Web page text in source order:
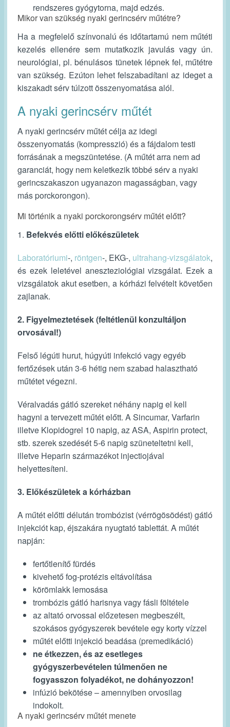
rendszeres gyógytorna, majd edzés.
Mikor van szükség nyaki gerincsérv műtétre?
Ha a megfelelő színvonalú és időtartamú nem műtéti
kezelés ellenére sem mutatkozik javulás vagy ún.
neurológiai, pl. bénulásos tünetek lépnek fel, műtétre
van szükség. Ezúton lehet felszabadítani az ideget a
kiszakadt sérv túlzott összenyomatása alól.
A nyaki gerincsérv műtét
A nyaki gerincsérv műtét célja az idegi
összenyomatás (kompresszió) és a fájdalom testi
forrásának a megszüntetése. (A műtét arra nem ad
garanciát, hogy nem keletkezik többé sérv a nyaki
gerincszakaszon ugyanazon magasságban, vagy
más porckorongon).
Mi történik a nyaki porckorongsérv műtét előtt?
1. Befekvés előtti előkészületek
Laboratóriumi-, röntgen-, EKG-, ultrahang-vizsgálatok,
és ezek leletével aneszteziológiai vizsgálat. Ezek a
vizsgálatok akut esetben, a kórházi felvételt követően
zajlanak.
2. Figyelmeztetések (feltétlenül konzultáljon
orvosával!)
Felső légúti hurut, húgyúti infekció vagy egyéb
fertőzések után 3-6 hétig nem szabad halasztható
műtétet végezni.
Véralvadás gátló szereket néhány napig el kell
hagyni a tervezett műtét előtt. A Sincumar, Varfarin
illetve Klopidogrel 10 napig, az ASA, Aspirin protect,
stb. szerek szedését 5-6 napig szüneteltetni kell,
illetve Heparin származékot injectiojával
helyettesíteni.
3. Előkészületek a kórházban
A műtét előtti délután trombózist (vérrögösödést) gátló
injekciót kap, éjszakára nyugtató tablettát. A műtét
napján:
fertőtlenítő fürdés
kivehető fog-protézis eltávolítása
körömlakk lemosása
trombózis gátló harisnya vagy fásli föltétele
az altató orvossal előzetesen megbeszélt,
szokásos gyógyszerek bevétele egy korty vízzel
műtét előtti injekció beadása (premedikáció)
ne étkezzen, és az esetleges
gyógyszerbevételen túlmenően ne
fogyasszon folyadékot, ne dohányozzon!
infúzió bekötése – amennyiben orvosilag
indokolt.
A nyaki gerincsérv műtét menete